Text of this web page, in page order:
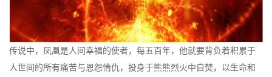
传说中，凤凰是人间幸福的使者，每五百年，他就要背负着积累于
人世间的所有痛苦与恩怨情仇，投身于熊熊烈火中自焚，以生命和